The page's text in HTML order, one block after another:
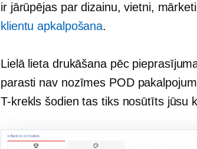
ir jārūpējas par dizainu, vietni,
klientu apkalpošana.
Lielā lieta drukāšana pēc
parasti nav nozīmes POD
T-krekls šodien tas tiks nosūtīts jūsu